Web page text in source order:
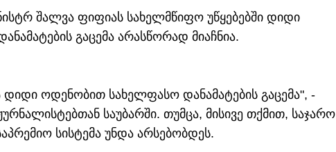
შალვა ფიფიას სახელმწიფო უწყებებში დიდი
გაცემა არასწორად მიაჩნია.
ოდენობით სახელფასო დანამატების გაცემა", -
საუბარში. თუმცა, მისივე თქმით, საჯარო
სისტემა უნდა არსებობდეს.